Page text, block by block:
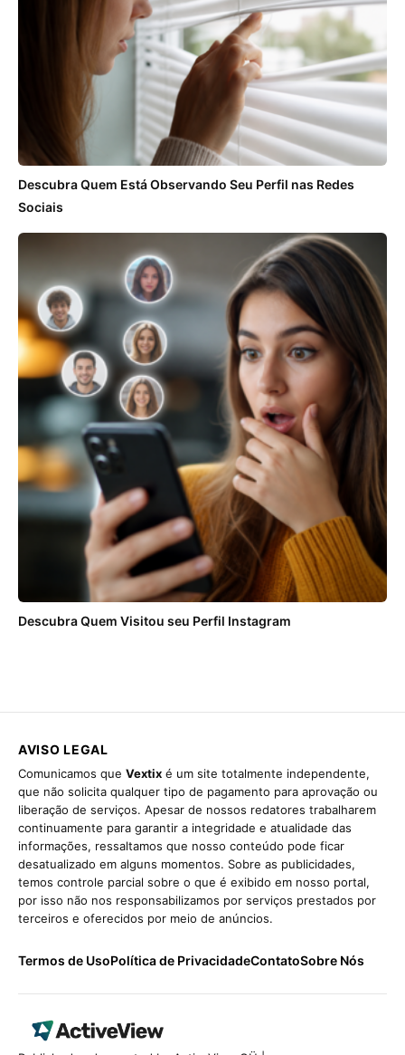
Descubra Quem Está Observando Seu Perfil nas Redes
Sociais
Descubra Quem Visitou seu Perfil Instagram
AVISO LEGAL
Comunicamos que Vextix é um site totalmente independente,
que não solicita qualquer tipo de pagamento para aprovação ou
liberação de serviços. Apesar de nossos redatores trabalharem
continuamente para garantir a integridade e atualidade das
informações, ressaltamos que nosso conteúdo pode ficar
desatualizado em alguns momentos. Sobre as publicidades,
temos controle parcial sobre o que é exibido em nosso portal,
por isso não nos responsabilizamos por serviços prestados por
terceiros e oferecidos por meio de anúncios.
Termos de UsoPolítica de PrivacidadeContatoSobre Nós